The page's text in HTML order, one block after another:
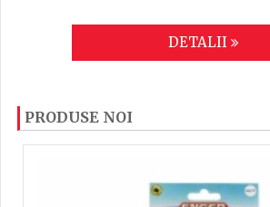
DETALII
PRODUSE NOI